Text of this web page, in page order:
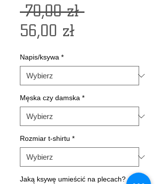
70,00 zł Regularna
56,00 złCena
Napis/ksywa *
Męska czy damska *
Rozmiar t-shirtu *
Jaką ksywę umieścić na plecach?